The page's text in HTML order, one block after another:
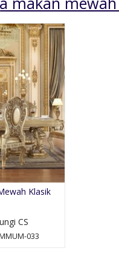
Klasik
CS
033
Klasik Full
CS